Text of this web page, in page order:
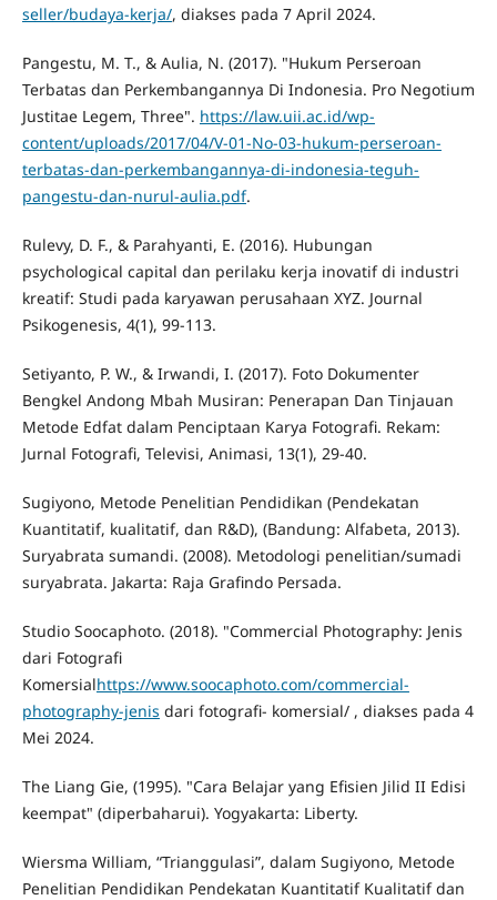
seller/budaya-kerja/, diakses pada 7 April 2024.
Pangestu, M. T., & Aulia, N. (2017). "Hukum Perseroan
Terbatas dan Perkembangannya Di Indonesia. Pro Negotium
Justitae Legem, Three". https://law.uii.ac.id/wp-
content/uploads/2017/04/V-01-No-03-hukum-perseroan-
terbatas-dan-perkembangannya-di-indonesia-teguh-
pangestu-dan-nurul-aulia.pdf.
Rulevy, D. F., & Parahyanti, E. (2016). Hubungan
psychological capital dan perilaku kerja inovatif di industri
kreatif: Studi pada karyawan perusahaan XYZ. Journal
Psikogenesis, 4(1), 99-113.
Setiyanto, P. W., & Irwandi, I. (2017). Foto Dokumenter
Bengkel Andong Mbah Musiran: Penerapan Dan Tinjauan
Metode Edfat dalam Penciptaan Karya Fotografi. Rekam:
Jurnal Fotografi, Televisi, Animasi, 13(1), 29-40.
Sugiyono, Metode Penelitian Pendidikan (Pendekatan
Kuantitatif, kualitatif, dan R&D), (Bandung: Alfabeta, 2013).
Suryabrata sumandi. (2008). Metodologi penelitian/sumadi
suryabrata. Jakarta: Raja Grafindo Persada.
Studio Soocaphoto. (2018). "Commercial Photography: Jenis
dari Fotografi
Komersialhttps://www.soocaphoto.com/commercial-
photography-jenis dari fotografi- komersial/ , diakses pada 4
Mei 2024.
The Liang Gie, (1995). "Cara Belajar yang Efisien Jilid II Edisi
keempat" (diperbaharui). Yogyakarta: Liberty.
Wiersma William, “Trianggulasi”, dalam Sugiyono, Metode
Penelitian Pendidikan Pendekatan Kuantitatif Kualitatif dan